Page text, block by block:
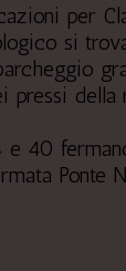
per
si
pressi della
e 40
Ponte